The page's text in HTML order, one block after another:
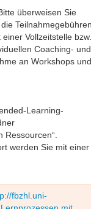
überweisen Sie
Vollzeitstelle bzw.
Coaching- und
an Workshops und
Learning-
werden Sie mit einer
fbzhl.uni-